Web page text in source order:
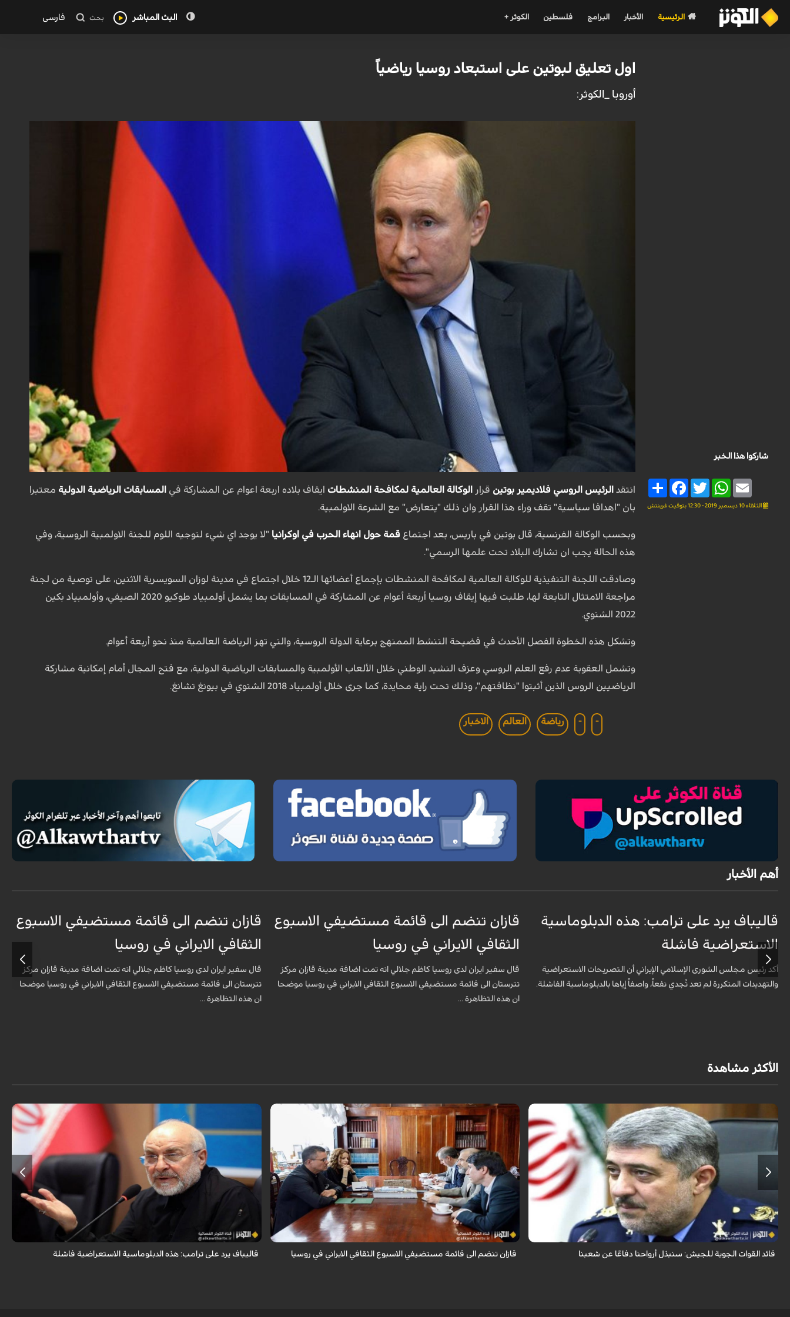
الرئيسية الأخبار البرامج فلسطين الكوثر + البث المباشر بحث فارسی
شاركوا هذا الخبر
Share
FacebookTwitter
WhatsAppEmail
الثلاثاء 10 ديسمبر 2019 - 12:30 بتوقيت غرينتش
اول تعليق لبوتين على استبعاد روسيا رياضياً
أوروبا _الكوثر:
انتقد الرئيس الروسي فلاديمير بوتين قرار الوكالة العالمية لمكافحة المنشطات ايقاف بلاده اربعة اعوام عن المشاركة في المسابقات الرياضية الدولية معتبرا
بان "اهدافا سياسية" تقف وراء هذا القرار وان ذلك "يتعارض" مع الشرعة الاولمبية.
وبحسب الوكالة الفرنسية، قال بوتين في باريس، بعد اجتماع قمة حول انهاء الحرب في اوكرانيا "لا يوجد اي شيء لتوجيه اللوم للجنة الاولمبية الروسية، وفي
هذه الحالة يجب ان تشارك البلاد تحت علمها الرسمي".
وصادقت اللجنة التنفيذية للوكالة العالمية لمكافحة المنشطات بإجماع أعضائها الـ12 خلال اجتماع في مدينة لوزان السويسرية الاثنين، على توصية من لجنة
مراجعة الامتثال التابعة لها، طلبت فيها إيقاف روسيا أربعة أعوام عن المشاركة في المسابقات بما يشمل أولمبياد طوكيو 2020 الصيفي، وأولمبياد بكين
2022 الشتوي.
وتشكل هذه الخطوة الفصل الأحدث في فضيحة التنشط الممنهج برعاية الدولة الروسية، والتي تهز الرياضة العالمية منذ نحو أربعة أعوام.
وتشمل العقوبة عدم رفع العلم الروسي وعزف النشيد الوطني خلال الألعاب الأولمبية والمسابقات الرياضية الدولية، مع فتح المجال أمام إمكانية مشاركة
الرياضيين الروس الذين أثبتوا "نظافتهم"، وذلك تحت راية محايدة، كما جرى خلال أولمبياد 2018 الشتوي في بيونغ تشانغ.
-
- رياضة العالم الاخبار
أهم الأخبار
قاليباف يرد على ترامب: هذه الدبلوماسية
الاستعراضية فاشلة
أكد رئيس مجلس الشورى الإسلامي الإيراني أن التصريحات الاستعراضية
والتهديدات المتكررة لم تعد تُجدي نفعاً، واصفاً إياها بالدبلوماسية الفاشلة.
قازان تنضم الى قائمة مستضيفي الاسبوع
الثقافي الايراني في روسيا
قال سفير ايران لدى روسيا كاظم جلالي انه تمت اضافة مدينة قازان مركز
تترستان الى قائمة مستضيفي الاسبوع الثقافي الايراني في روسيا موضحا
ان هذه التظاهرة ...
قازان تنضم الى قائمة مستضيفي الاسبوع
الثقافي الايراني في روسيا
قال سفير ايران لدى روسيا كاظم جلالي انه تمت اضافة مدينة قازان مركز
تترستان الى قائمة مستضيفي الاسبوع الثقافي الايراني في روسيا موضحا
ان هذه التظاهرة ...
الأكثر مشاهدة
قال قائد القوات الجوية للجيش الايراني العميد الطيار بهمن بهمرد "ان القوات
الجوية للجيش ستبذل الأرواح دفاعًا عن الشعب الإيراني".
قائد القوات الجوية للجيش: سنبذل أرواحنا دفاعًا عن شعبنا
قال سفير ايران لدى روسيا كاظم جلالي انه تمت اضافة مدينة قازان مركز
تترستان الى قائمة مستضيفي الاسبوع الثقافي الايراني في روسيا موضحا ان هذه
التظاهرة ...
قازان تنضم الى قائمة مستضيفي الاسبوع الثقافي الايراني في روسيا
أكد رئيس مجلس الشورى الإسلامي الإيراني أن التصريحات الاستعراضية
والتهديدات المتكررة لم تعد تُجدي نفعاً، واصفاً إياها بالدبلوماسية الفاشلة.
قاليباف يرد على ترامب: هذه الدبلوماسية الاستعراضية فاشلة